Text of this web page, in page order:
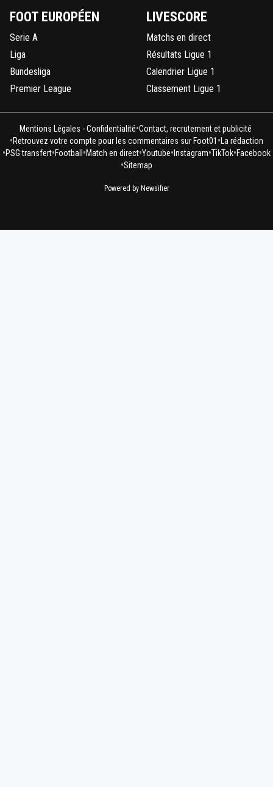
FOOT EUROPÉEN
Serie A
Liga
Bundesliga
Premier League
LIVESCORE
Matchs en direct
Résultats Ligue 1
Calendrier Ligue 1
Classement Ligue 1
Mentions Légales - Confidentialité•Contact, recrutement et publicité
•Retrouvez votre compte pour les commentaires sur Foot01 •La rédaction
•PSG transfert•Football•Match en direct•Youtube•Instagram•TikTok•Facebook
•Sitemap
Powered by Newsifier